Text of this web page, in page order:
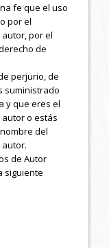
fe que el uso
por el
por el
de
perjurio, de
suministrado
y que eres el
o estás
del
de Autor
siguiente